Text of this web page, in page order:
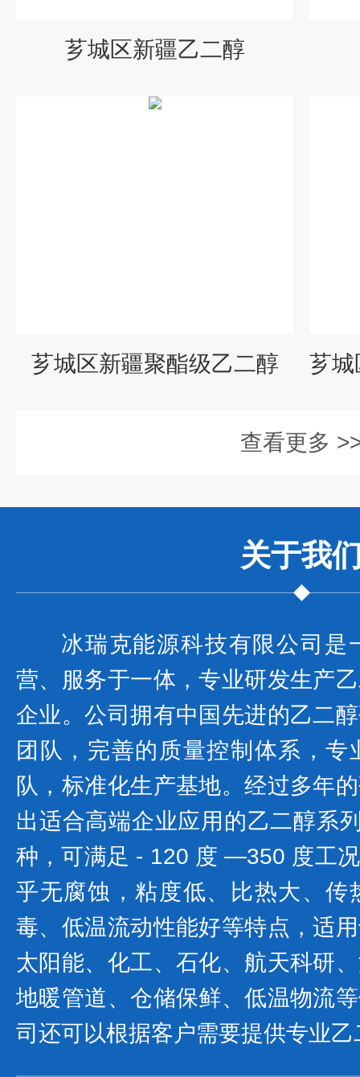
芗城区新疆乙二醇
芗城区新疆聚酯级乙二醇
查看更多
关于我
冰瑞克能源科技有限公司是
营、服务于一体，专业研发生产
企业。公司拥有中国先进的乙二
团队，完善的质量控制体系，
队，标准化生产基地。经过多年
出适合高端企业应用的乙二醇系
种，可满足 - 120 度 —350 度工
乎无腐蚀，粘度低、比热大、传
毒、低温流动性能好等特点，适
太阳能、化工、石化、航天科研
地暖管道、仓储保鲜、低温物流
司还可以根据客户需要提供专业